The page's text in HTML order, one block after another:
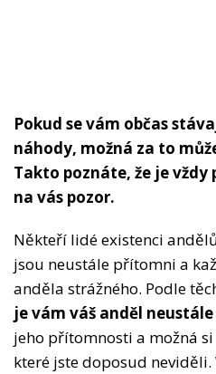
Pokud se vám občas
náhody, možná za to
Takto poznáte, že je vždy
na vás pozor.
Někteří lidé existenci
jsou neustále přítomni a
anděla strážného. Podle
je vám váš anděl
jeho přítomnosti a možná si
které jste doposud